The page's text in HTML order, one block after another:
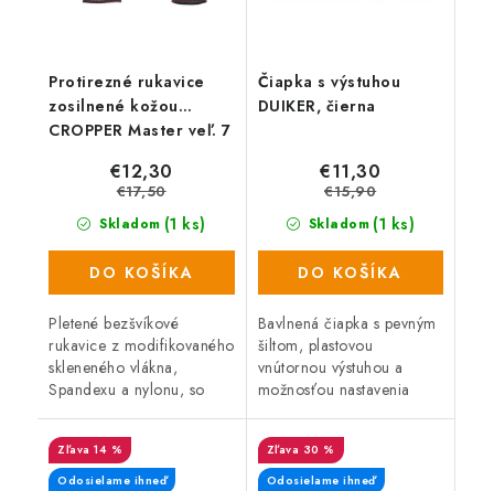
Protirezné rukavice
zosilnené kožou
CROPPER Master veľ. 7
Skladom (1 ks)
€12,30
€17,50
DO KOŠÍKA
Pletené bezšvíkové
rukavice z modifikovaného
skleneného vlákna,
Spandexu a nylonu, so
štiepenky v dlani a na
prstoch a odolnosťou proti
prerezu kategórie E.
Čiapka s výstuhou
DUIKER, čierna
Skladom (1 ks)
€11,30
€15,90
DO KOŠÍKA
Bavlnená čiapka s pevným
šiltom, plastovou
vnútornou výstuhou a
možnosťou nastavenia
zipsu.
14 %
Odosielame ihneď
30 %
Odosielame ihneď